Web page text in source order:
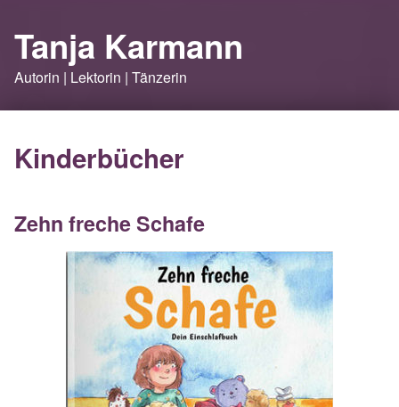
Tanja Karmann
Autorin | Lektorin | Tänzerin
Kinderbücher
Zehn freche Schafe